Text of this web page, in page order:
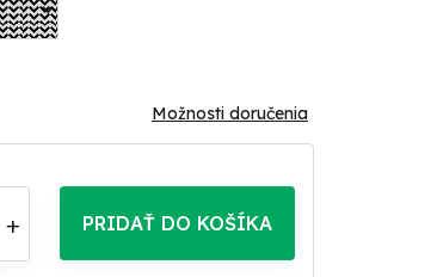
Možnosti doručenia
PRIDAŤ DO KOŠÍKA